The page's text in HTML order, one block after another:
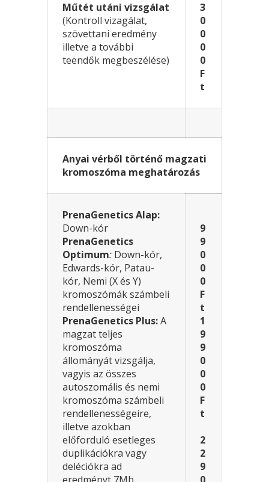
Műtét utáni vizsgálat
(Kontroll vizagálat,
szövettani eredmény
illetve a további
teendők megbeszélése)
3
0
0
0
0
F
t
Anyai vérből történő magzati
kromoszóma meghatározás
PrenaGeneticsAlap:
Down-kór
PrenaGenetics
Optimum: Down-kór,
Edwards-kór, Patau-
kór, Nemi (X és Y)
kromoszómák számbeli
rendellenességei
PrenaGenetics Plus:A
magzat teljes
kromoszóma
állományát vizsgálja,
vagyis az összes
autoszomális és nemi
kromoszóma számbeli
rendellenességeire,
illetve azokban
előforduló esetleges
duplikációkra vagy
deléciókra ad
9
9
0
0
0
F
t
1
9
9
0
0
0
F
t
2
2
9